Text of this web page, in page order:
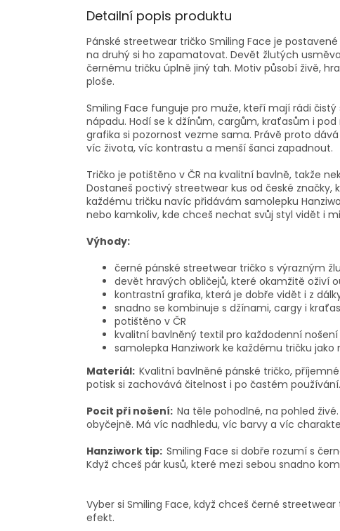
Detailní popis produktu
Pánské streetwear tričko Smiling Face je
na druhý si ho zapamatovat. Devět žlutých
černému tričku úplně jiný tah. Motiv působí živě,
ploše.
Smiling Face funguje pro muže, kteří mají rádi
nápadu. Hodí se k džínům, cargům, kraťasům i
grafika si pozornost vezme sama. Právě proto
víc života, víc kontrastu a menší šanci zapadnout.
Tričko je potištěno v ČR na kvalitní bavlně, takže
Dostaneš poctivý streetwear kus od české značky,
každému tričku navíc přidávám samolepku
nebo kamkoliv, kde chceš nechat svůj styl vidět i
Výhody:
černé pánské streetwear tričko s výrazným
devět hravých obličejů, které okamžitě oživí
kontrastní grafika, která je dobře vidět i z
snadno se kombinuje s džínami, cargy i
potištěno v ČR
kvalitní bavlněný textil pro každodenní nošení
samolepka Hanziwork ke každému tričku jako
Materiál: Kvalitní bavlněné pánské tričko,
potisk si zachovává čitelnost i po častém používání.
Pocit při nošení: Na těle pohodlné, na pohled
obyčejně. Má víc nadhledu, víc barvy a víc
Hanziwork tip: Smiling Face si dobře rozumí s
Když chceš pár kusů, které mezi sebou snadno
Vyber si Smiling Face, když chceš černé
efekt.